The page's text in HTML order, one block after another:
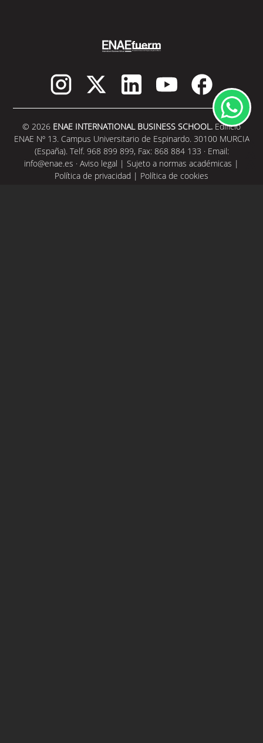
© 2026 ENAE INTERNATIONAL BUSINESS SCHOOL. Edificio
ENAE Nº 13. Campus Universitario de Espinardo. 30100 MURCIA
(España). Telf. 968 899 899, Fax: 868 884 133 · Email:
info@enae.es · Aviso legal | Sujeto a normas académicas |
Política de privacidad | Política de cookies